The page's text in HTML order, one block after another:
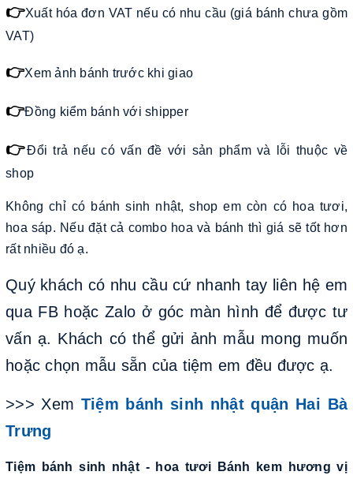
👉Xuất hóa đơn VAT nếu có nhu cầu (giá bánh chưa gồm
VAT)
👉Xem ảnh bánh trước khi giao
👉Đồng kiểm bánh với shipper
👉Đổi trả nếu có vấn đề với sản phẩm và lỗi thuộc về
shop
Không chỉ có bánh sinh nhật, shop em còn có hoa tươi,
hoa sáp. Nếu đặt cả combo hoa và bánh thì giá sẽ tốt hơn
rất nhiều đó ạ.
Quý khách có nhu cầu cứ nhanh tay liên hệ em
qua FB hoặc Zalo ở góc màn hình để được tư
vấn ạ. Khách có thể gửi ảnh mẫu mong muốn
hoặc chọn mẫu sẵn của tiệm em đều được ạ.
>>> Xem Tiệm bánh sinh nhật quận Hai Bà
Trưng
Tiệm bánh sinh nhật - hoa tươi Bánh kem hương vị